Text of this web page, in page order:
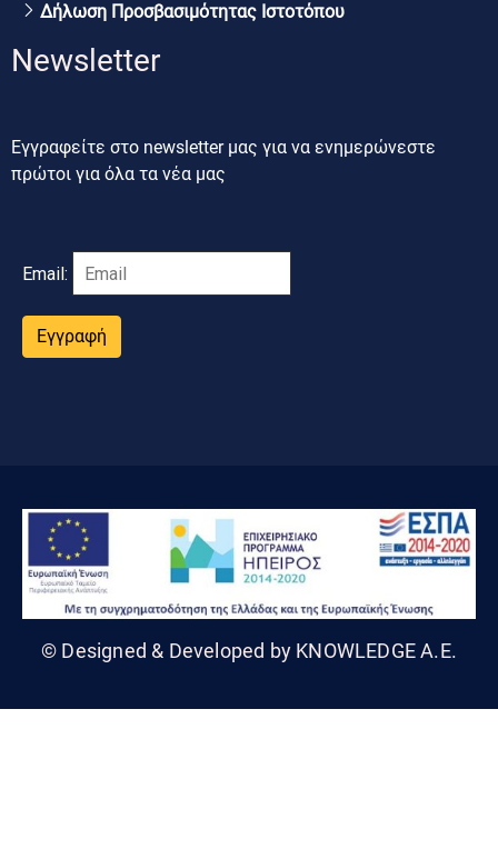
Δήλωση Προσβασιμότητας Ιστοτόπου
Newsletter
Εγγραφείτε στο newsletter μας για να ενημερώνεστε
πρώτοι για όλα τα νέα μας
Email:
Εγγραφή
© Designed & Developed by KNOWLEDGE A.E.